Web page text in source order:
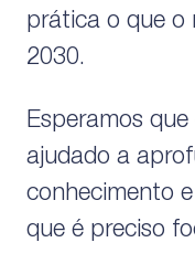
prática o que o
2030.
Esperamos
ajudado a
conhecimento
que é preciso